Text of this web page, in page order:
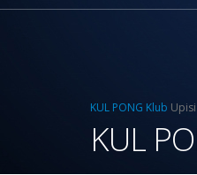
KUL PONG Klub
KUL